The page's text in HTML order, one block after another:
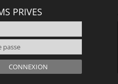
PRIVES
CONNEXION